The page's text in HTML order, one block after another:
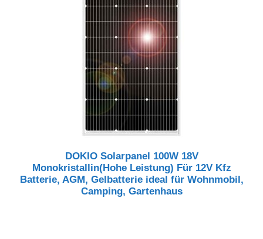
DOKIO Solarpanel 100W 18V
Monokristallin(Hohe Leistung) Für 12V Kfz
Batterie, AGM, Gelbatterie ideal für Wohnmobil,
Camping, Gartenhaus